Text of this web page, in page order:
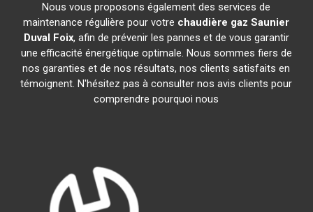
Nous vous proposons également des services de
maintenance régulière pour votre chaudière gaz Saunier
Duval Foix, afin de prévenir les pannes et de vous garantir
une efficacité énergétique optimale. Nous sommes fiers de
nos garanties et de nos résultats, nos clients satisfaits en
témoignent. N'hésitez pas à consulter nos avis clients pour
comprendre pourquoi nous